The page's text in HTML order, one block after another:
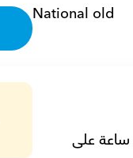
National old